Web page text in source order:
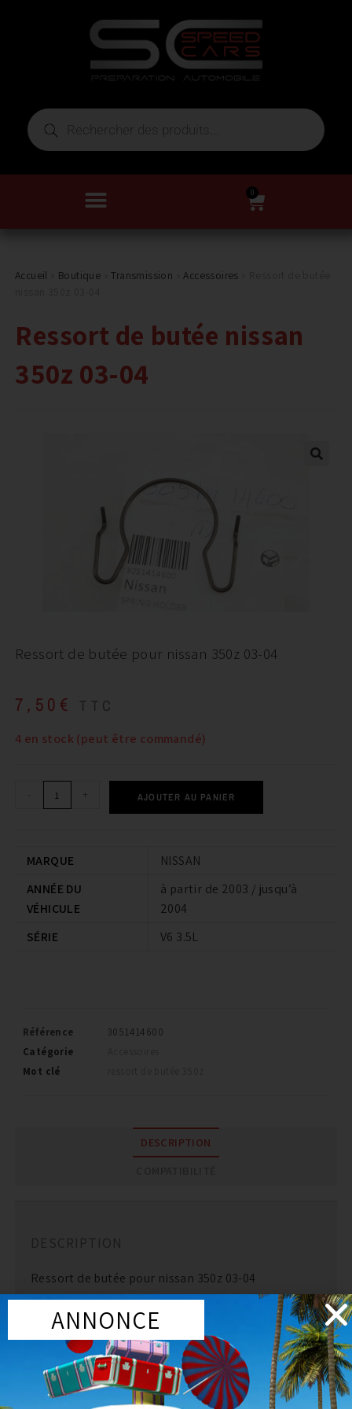
0
Accueil Boutique »Transmission »Accessoires
Ressort de butée nissan
350z 03-04
Ressort de butée pour nissan 350z 03-04
7,50 € TTC
4 en stock (peut être commandé)
- + AJOUTER AU PANIER
MARQUE
NISSAN
ANNÉE DU
VÉHICULE
à partir de 2003 / jusqu’à
2004
SÉRIE
V6 3.5L
Référence
3051414600
Catégorie
Mot clé
DESCRIPTION
DESCRIPTION
Ressort de butée pour nissan 350z 03-04
PRODUITS SIMILAIRES
ANNONCE